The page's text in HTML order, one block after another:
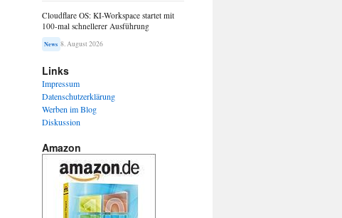
Cloudflare OS: KI-Workspace startet mit
100-mal schnellerer Ausführung
News 8. August 2026
Links
Impressum
Datenschutzerklärung
Werben im Blog
Diskussion
Amazon